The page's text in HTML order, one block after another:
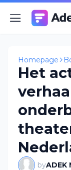
Homepage
Het
byADEK